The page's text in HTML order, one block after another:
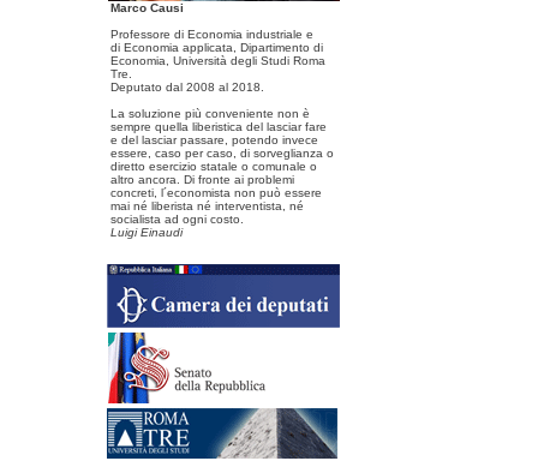
Marco Causi
Professore di Economia industriale e
di Economia applicata, Dipartimento di
Economia, Università degli Studi Roma
Tre.
Deputato dal 2008 al 2018.
La soluzione più conveniente non è
sempre quella liberistica del lasciar fare
e del lasciar passare, potendo invece
essere, caso per caso, di sorveglianza o
diretto esercizio statale o comunale o
altro ancora. Di fronte ai problemi
concreti, l´economista non può essere
mai né liberista né interventista, né
socialista ad ogni costo.
Luigi Einaudi